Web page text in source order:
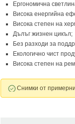
Ергономична
Висока енергийна
Висока степен на
Дълъг жизнен цикъл;
Без разходи за
Екологично чист
Висока степен на
Снимки от